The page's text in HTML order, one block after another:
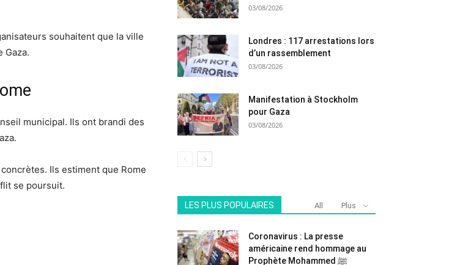
souhaitent que la ville
Gaza.
municipal. Ils ont brandi des
Ils estiment que Rome
se poursuit.
03/08/2026
Londres : 117 arrestations lors
d’un rassemblement
03/08/2026
Manifestation à Stockholm
pour Gaza
03/08/2026
LES PLUS POPULAIRES All Plus
Coronavirus : La presse
américaine rend hommage au
Prophète Mohammed ﷺ